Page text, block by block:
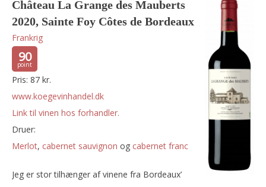
Château La Grange des Mauberts
2020, Sainte Foy Côtes de Bordeaux
Frankrig
90
Pris: 87 kr.
www.koegevinhandel.dk
Link til vinen hos forhandler.
Druer:
merlot, cabernet sauvignon og cabernet franc
Jeg er stor tilhænger af vinene fra Bordeaux’